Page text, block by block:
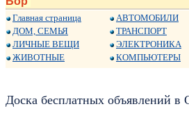
Главная страница
ДОМ, СЕМЬЯ
ЛИЧНЫЕ ВЕЩИ
ЖИВОТНЫЕ
АВТОМОБИЛИ
ТРАНСПОРТ
ЭЛЕКТРОНИКА
КОМПЬЮТЕРЫ
Доска бесплатных объявлений в